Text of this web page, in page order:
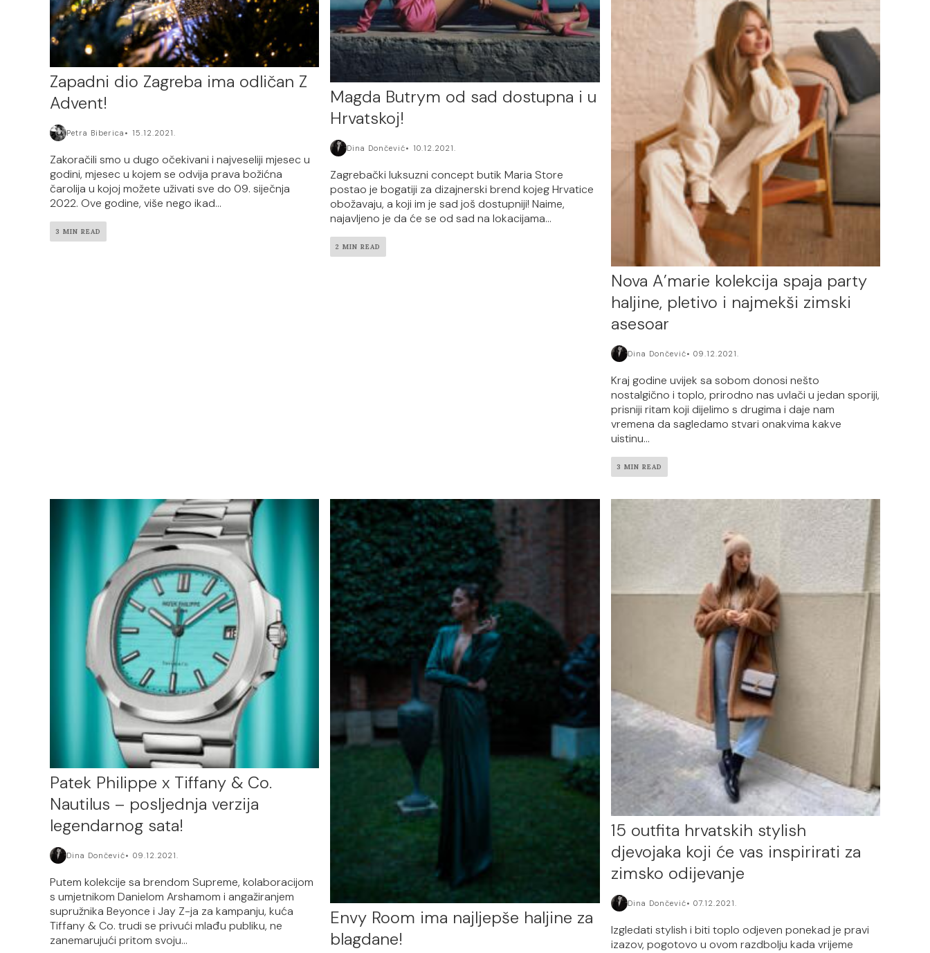
Zapadni dio Zagreba ima odličan Z
Advent!
Petra Biberica 15.12.2021.
Zakoračili smo u dugo očekivani i najveseliji mjesec u
godini, mjesec u kojem se odvija prava božićna
čarolija u kojoj možete uživati sve do 09. siječnja
2022. Ove godine, više nego ikad...
3 MIN READ
Magda Butrym od sad dostupna i u
Hrvatskoj!
Dina Dončević 10.12.2021.
Zagrebački luksuzni concept butik Maria Store
postao je bogatiji za dizajnerski brend kojeg Hrvatice
obožavaju, a koji im je sad još dostupniji! Naime,
najavljeno je da će se od sad na lokacijama...
2 MIN READ
Nova A’marie kolekcija spaja party
haljine, pletivo i najmekši zimski
asesoar
Dina Dončević 09.12.2021.
Kraj godine uvijek sa sobom donosi nešto
nostalgično i toplo, prirodno nas uvlači u jedan sporiji,
prisniji ritam koji dijelimo s drugima i daje nam
vremena da sagledamo stvari onakvima kakve
uistinu...
3 MIN READ
Patek Philippe x Tiffany & Co.
Nautilus – posljednja verzija
legendarnog sata!
Dina Dončević 09.12.2021.
Putem kolekcije sa brendom Supreme, kolaboracijom
s umjetnikom Danielom Arshamom i angažiranjem
supružnika Beyonce i Jay Z-ja za kampanju, kuća
Tiffany & Co. trudi se privući mlađu publiku, ne
zanemarujući pritom svoju...
Envy Room ima najljepše haljine za
blagdane!
15 outfita hrvatskih stylish
djevojaka koji će vas inspirirati za
zimsko odijevanje
Dina Dončević 07.12.2021.
Izgledati stylish i biti toplo odjeven ponekad je pravi
izazov, pogotovo u ovom razdbolju kada vrijeme